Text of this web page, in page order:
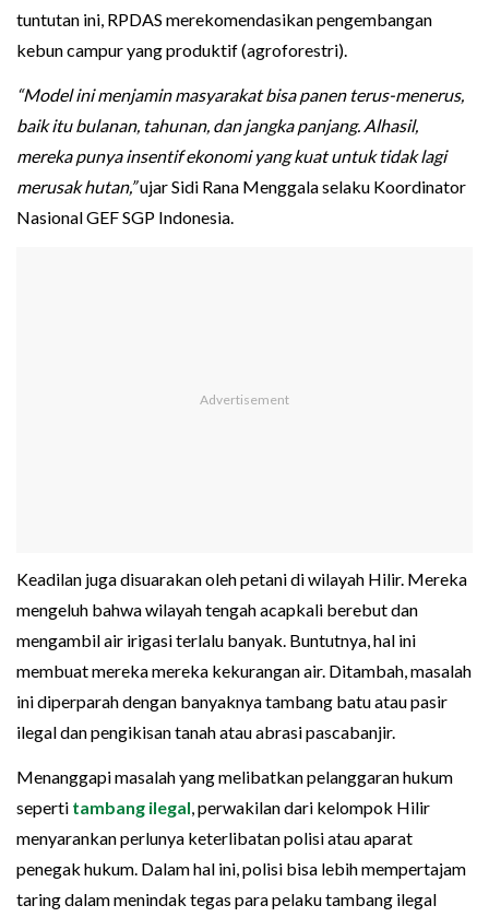
tuntutan ini, RPDAS merekomendasikan pengembangan
kebun campur yang produktif (agroforestri).
“Model ini menjamin masyarakat bisa panen terus-menerus,
baik itu bulanan, tahunan, dan jangka panjang. Alhasil,
mereka punya insentif ekonomi yang kuat untuk tidak lagi
merusak hutan,”ujar Sidi Rana Menggala selaku Koordinator
Nasional GEF SGP Indonesia.
Keadilan juga disuarakan oleh petani di wilayah Hilir. Mereka
mengeluh bahwa wilayah tengah acapkali berebut dan
mengambil air irigasi terlalu banyak. Buntutnya, hal ini
membuat mereka mereka kekurangan air. Ditambah, masalah
ini diperparah dengan banyaknya tambang batu atau pasir
ilegal dan pengikisan tanah atau abrasi pascabanjir.
Menanggapi masalah yang melibatkan pelanggaran hukum
seperti tambang ilegal, perwakilan dari kelompok Hilir
menyarankan perlunya keterlibatan polisi atau aparat
penegak hukum. Dalam hal ini, polisi bisa lebih mempertajam
taring dalam menindak tegas para pelaku tambang ilegal